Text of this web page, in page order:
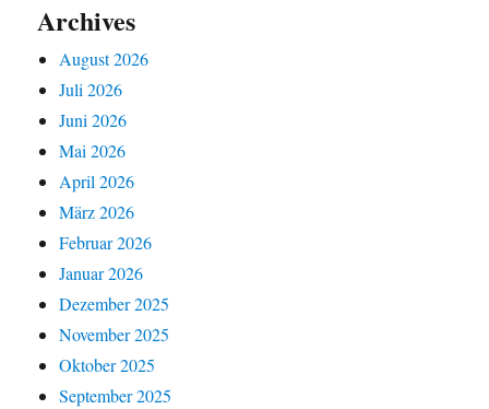
Archives
August 2026
Juli 2026
Juni 2026
Mai 2026
April 2026
März 2026
Februar 2026
Januar 2026
Dezember 2025
November 2025
Oktober 2025
September 2025